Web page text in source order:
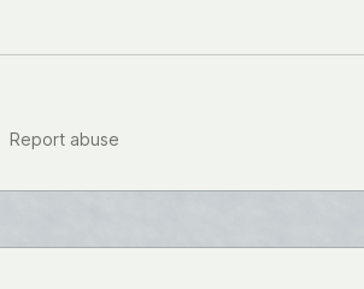
Report abuse